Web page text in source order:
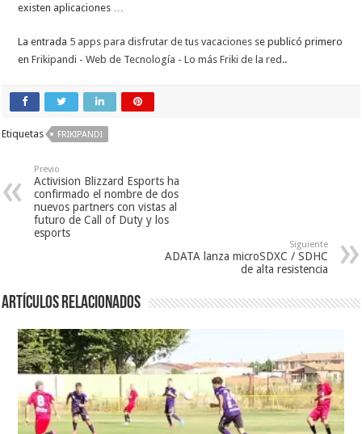
existen aplicaciones …
La entrada 5 apps para disfrutar de tus vacaciones se publicó primero
enFrikipandi - Web de Tecnología - Lo más Friki de la red..
Etiquetas FRIKIPANDI
Previo
Activision Blizzard Esports ha
confirmado el nombre de dos
nuevos partners con vistas al
futuro de Call of Duty y los
esports
Siguiente
ADATA lanza microSDXC / SDHC
de alta resistencia
Artículos relacionados